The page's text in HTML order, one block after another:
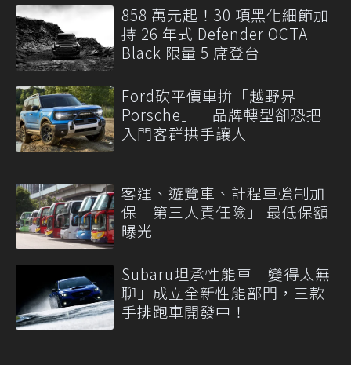
858 萬元起！30 項黑化細節加
持 26 年式 Defender OCTA
Black 限量 5 席登台
Ford砍平價車拚「越野界
Porsche」 品牌轉型卻恐把
入門客群拱手讓人
客運、遊覽車、計程車強制加
保「第三人責任險」 最低保額
曝光
Subaru坦承性能車「變得太無
聊」成立全新性能部門，三款
手排跑車開發中！